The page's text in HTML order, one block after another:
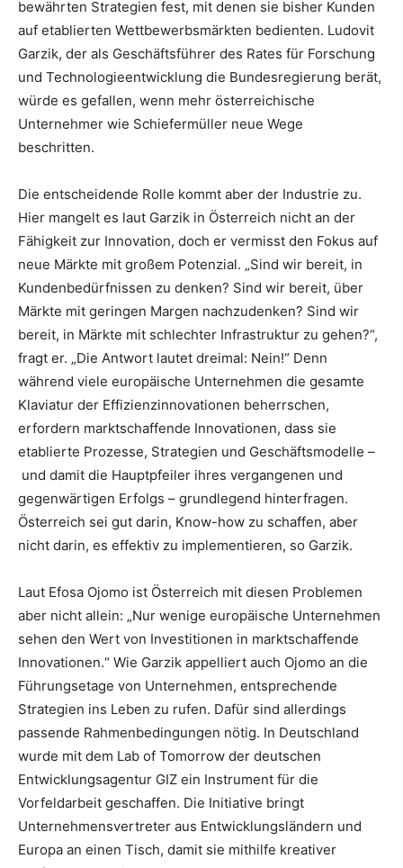
bewährten Strategien fest, mit denen sie bisher Kunden
auf etablierten Wettbewerbsmärkten bedienten. Ludovit
Garzik, der als Geschäftsführer des Rates für Forschung
und Technologieentwicklung die Bundesregierung berät,
würde es gefallen, wenn mehr österreichische
Unternehmer wie Schiefermüller neue Wege
beschritten.
Die entscheidende Rolle kommt aber der Industrie zu.
Hier mangelt es laut Garzik in Österreich nicht an der
Fähigkeit zur Innovation, doch er vermisst den Fokus auf
neue Märkte mit großem Potenzial. „Sind wir bereit, in
Kundenbedürfnissen zu denken? Sind wir bereit, über
Märkte mit geringen Margen nachzudenken? Sind wir
bereit, in Märkte mit schlechter Infrastruktur zu gehen?“,
fragt er. „Die Antwort lautet dreimal: Nein!“ Denn
während viele europäische Unternehmen die gesamte
Klaviatur der Effizienzinnovationen beherrschen,
erfordern marktschaffende Innovationen, dass sie
etablierte Prozesse, Strategien und Geschäftsmodelle –
und damit die Hauptpfeiler ihres vergangenen und
gegenwärtigen Erfolgs – grundlegend hinterfragen.
Österreich sei gut darin, Know-how zu schaffen, aber
nicht darin, es effektiv zu implementieren, so Garzik.
Laut Efosa Ojomo ist Österreich mit diesen Problemen
aber nicht allein: „Nur wenige europäische Unternehmen
sehen den Wert von Investitionen in marktschaffende
Innovationen.“ Wie Garzik appelliert auch Ojomo an die
Führungsetage von Unternehmen, entsprechende
Strategien ins Leben zu rufen. Dafür sind allerdings
passende Rahmenbedingungen nötig. In Deutschland
wurde mit dem Lab of Tomorrow der deutschen
Entwicklungsagentur GIZ ein Instrument für die
Vorfeldarbeit geschaffen. Die Initiative bringt
Unternehmensvertreter aus Entwicklungsländern und
Europa an einen Tisch, damit sie mithilfe kreativer